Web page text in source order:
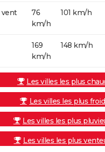
vent
76
km/h
101 km/h
169
km/h
148 km/h
Les villes les plus
Les villes les plus
Les villes les plus
Les villes les plus